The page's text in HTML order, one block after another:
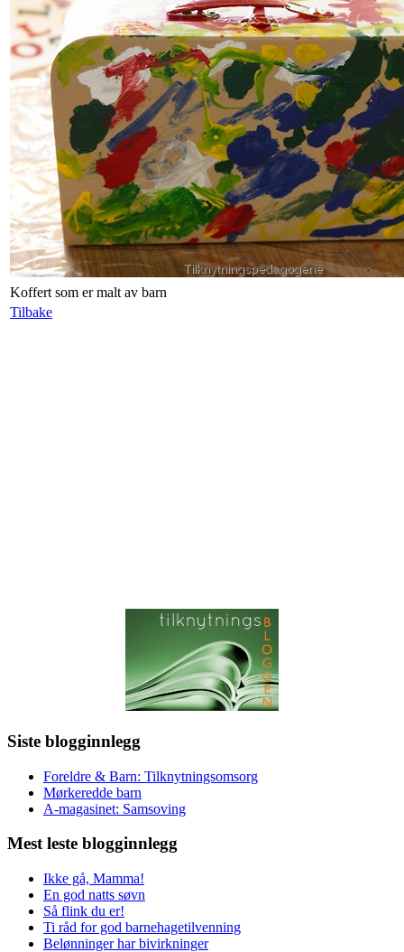
Koffert som er malt av barn
Tilbake
Siste blogginnlegg
Foreldre & Barn: Tilknytningsomsorg
Mørkeredde barn
A-magasinet: Samsoving
Mest leste blogginnlegg
Ikke gå, Mamma!
En god natts søvn
Så flink du er!
Ti råd for god barnehagetilvenning
Belønninger har bivirkninger